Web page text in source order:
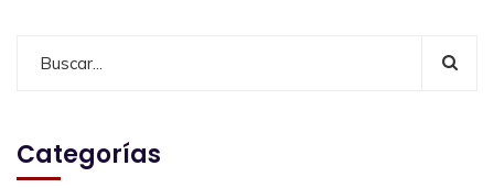
Categorías